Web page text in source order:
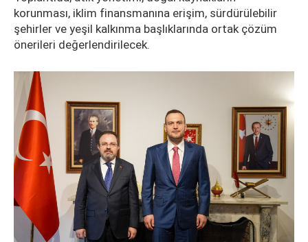
korunması, iklim finansmanına erişim, sürdürülebilir
şehirler ve yeşil kalkınma başlıklarında ortak çözüm
önerileri değerlendirilecek.